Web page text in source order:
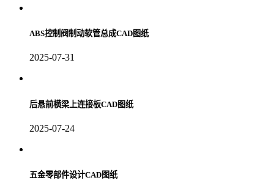
ABS控制阀制动软管总成CAD图纸
2025-07-31
后悬前横梁上连接板CAD图纸
2025-07-24
五金零部件设计CAD图纸